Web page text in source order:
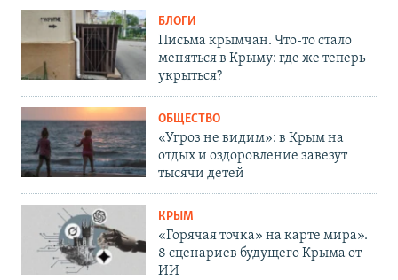
БЛОГИ
Письма крымчан. Что-то стало
меняться в Крыму: где же теперь
укрыться?
ОБЩЕСТВО
«Угроз не видим»: в Крым на
отдых и оздоровление завезут
тысячи детей
КРЫМ
«Горячая точка» на карте мира».
8 сценариев будущего Крыма от
ИИ